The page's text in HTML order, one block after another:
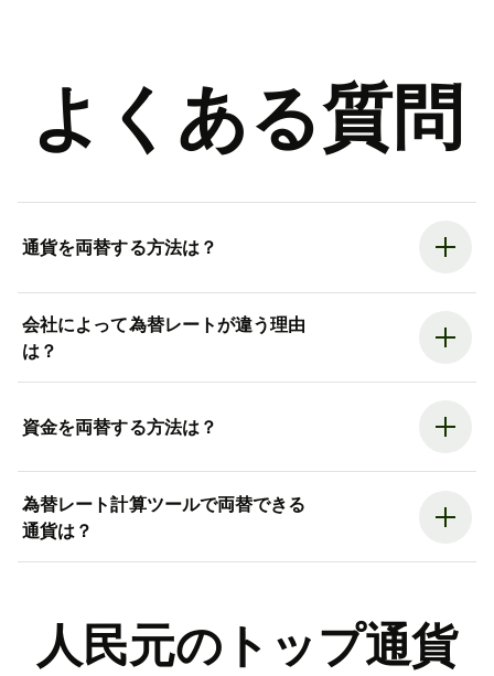
よくある質問
通貨を両替する方法は？
会社によって為替レートが違う理由
は？
資金を両替する方法は？
為替レート計算ツールで両替できる
通貨は？
人民元のトップ通貨